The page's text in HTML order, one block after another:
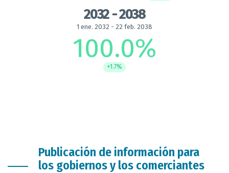
2032 - 2038
1 ene. 2032 - 22 feb. 2038
100.0%
+1.7%
Publicación de información para
los gobiernos y los comerciantes